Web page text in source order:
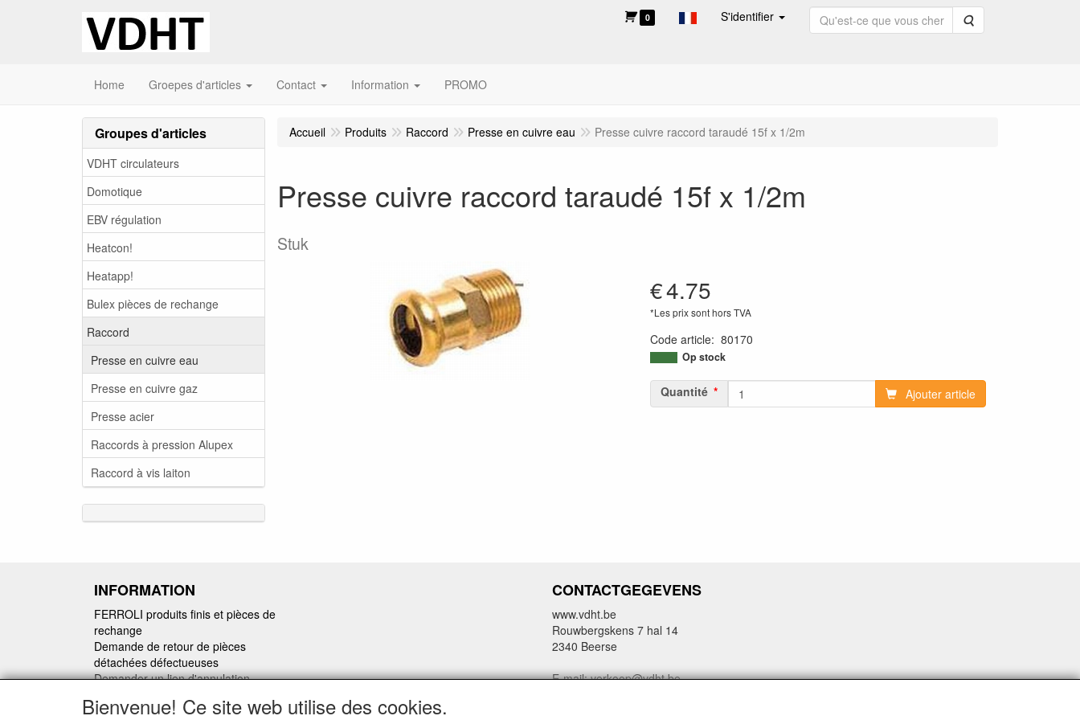
0 S'identifier Rechercher
Home Groepes d'articles Contact Information PROMO
Groupes d'articles
VDHT circulateurs
Domotique
EBV régulation
Heatcon!
Heatapp!
Bulex pièces de rechange
Raccord
Presse en cuivre eau
Presse en cuivre gaz
Presse acier
Raccords à pression Alupex
Raccord à vis laiton
Accueil Produits Raccord Presse en cuivre eau Presse cuivre raccord taraudé 15f x 1/2m
Presse cuivre raccord taraudé 15f x 1/2m
Stuk
€4.75
*Les prix sont hors TVA
Code article: 80170
Op stock
Quantité Ajouter article
INFORMATION
FERROLI produits finis et pièces de
rechange
Demande de retour de pièces
détachées défectueuses
Demander un lien d'annulation
CONTACTGEGEVENS
www.vdht.be
Rouwbergskens 7 hal 14
2340 Beerse
E-mail: verkoop@vdht.be
Bienvenue! Ce site web utilise des cookies.